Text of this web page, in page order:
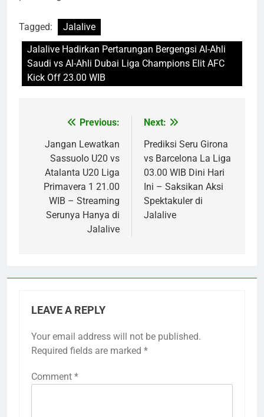
Tagged:
Jalalive
Jalalive Hadirkan Pertarungan Bergengsi Al-Ahli
Saudi vs Al-Ahli Dubai Liga Champions Elit AFC
Kick Off 23.00 WIB
navigation
Previous:
Jangan Lewatkan
Sassuolo U20 vs
Atalanta U20 Liga
Primavera 1 21.00
WIB – Streaming
Serunya Hanya di
Jalalive
Next:
Prediksi Seru Girona
vs Barcelona La Liga
03.00 WIB Dini Hari
Ini – Saksikan Aksi
Spektakuler di
Jalalive
LEAVE A REPLY
Your email address will not be published.
Required fields are marked *
Comment *